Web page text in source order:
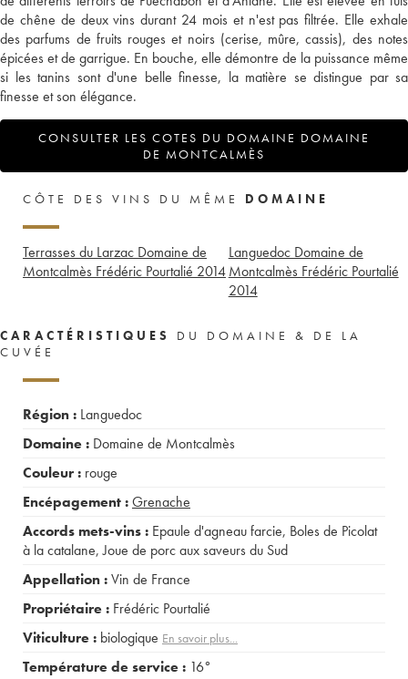
de chêne de deux vins durant 24 mois et n'est pas filtrée. Elle exhale
des parfums de fruits rouges et noirs (cerise, mûre, cassis), des notes
épicées et de garrigue. En bouche, elle démontre de la puissance même
si les tanins sont d'une belle finesse, la matière se distingue par sa
finesse et son élégance.
CONSULTER LES COTES DU DOMAINE DOMAINE
DE MONTCALMÈS
CÔTE DES VINS DU MÊME DOMAINE
Terrasses du Larzac Domaine de
Montcalmès Frédéric Pourtalié 2014
Languedoc Domaine de
Montcalmès Frédéric Pourtalié
2014
CARACTÉRISTIQUES
DU DOMAINE & DE LA
CUVÉE
Région : Languedoc
Domaine : Domaine de Montcalmès
Couleur : rouge
Encépagement :Grenache
Accords mets-vins : Epaule d'agneau farcie, Boles de Picolat
à la catalane,Joue de porc aux saveurs du Sud
Appellation :Vin de France
Propriétaire : Frédéric Pourtalié
Viticulture : biologique En savoir plus...
Température de service : 16°